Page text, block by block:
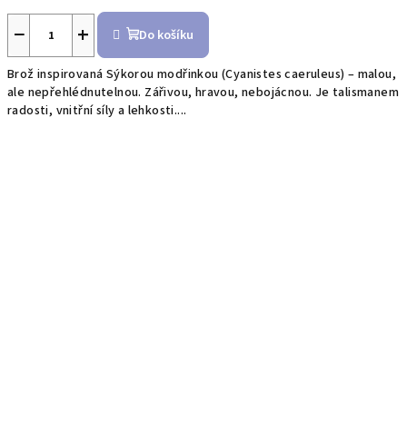
+
− Do košíku
Brož inspirovaná Sýkorou modřinkou (Cyanistes caeruleus) – malou,
ale nepřehlédnutelnou. Zářivou, hravou, nebojácnou. Je talismanem
radosti, vnitřní síly a lehkosti....